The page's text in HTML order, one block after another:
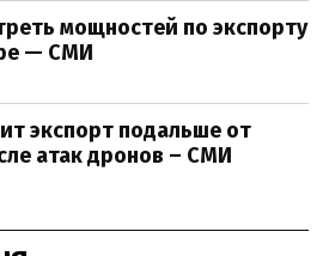
мощностей по экспорту
— СМИ
экспорт подальше от
атак дронов – СМИ